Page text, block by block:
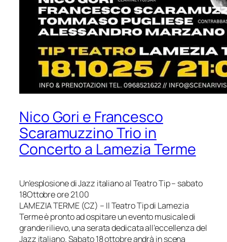
Nico Gori e Francesco
Scaramuzzino Trio in
Concerto a Lamezia Terme
Un’esplosione di Jazz italiano al Teatro Tip – sabato
18Ottobre ore 21.00
LAMEZIA TERME (CZ) – Il Teatro Tip di Lamezia
Terme è pronto ad ospitare un evento musicale di
grande rilievo, una serata dedicata all’eccellenza del
Jazz italiano. Sabato 18 ottobre andrà in scena